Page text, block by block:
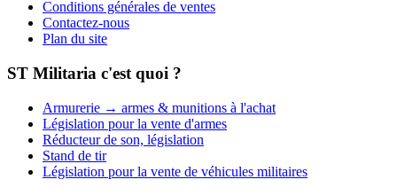
Conditions générales de ventes
Contactez-nous
Plan du site
ST Militaria c'est quoi ?
Armurerie → armes & munitions à l'achat
Législation pour la vente d'armes
Réducteur de son, législation
Stand de tir
Législation pour la vente de véhicules militaires